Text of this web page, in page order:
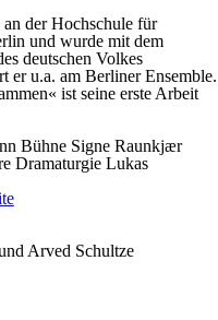
der Hochschule für
und wurde mit dem
deutschen Volkes
er u.a. am Berliner Ensemble.
ist seine erste Arbeit
BühneSigne Raunkjær
DramaturgieLukas
Arved Schultze